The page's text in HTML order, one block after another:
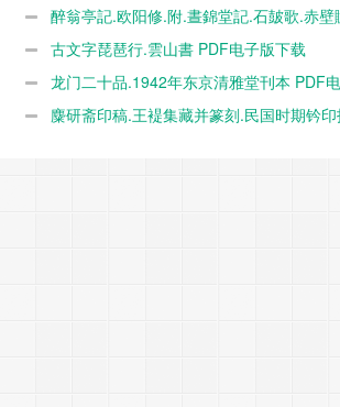
醉翁亭記.欧阳修.附.晝錦堂記.石皷歌.赤
载 古文字琵琶行.雲山書 PDF电子版下载
龙门二十品.1942年东京清雅堂刊本 PDF
麋研斋印稿.王褆集藏并篆刻.民国时期钤